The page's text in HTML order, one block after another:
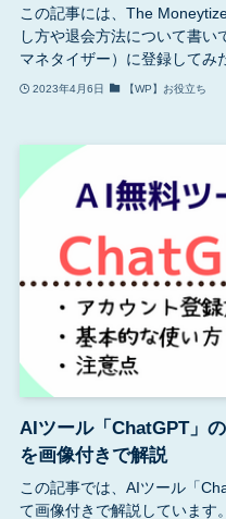
この記事には、The
し方や退会方法について書い
マネタイザー）に登録してみ
2023年4月6日 【WP】お役立ち
AIツール「ChatGPT」
を画像付きで解説
この記事では、AIツール「
て画像付きで解説しています